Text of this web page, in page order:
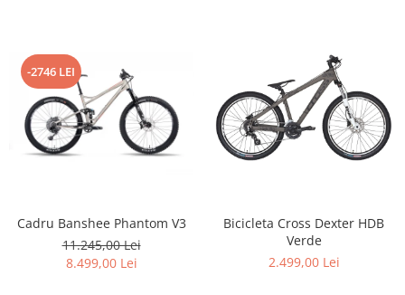
-2746 LEI
Cadru Banshee Phantom V3
11.245,00 Lei
8.499,00 Lei
Bicicleta Cross Dexter HDB
Verde
2.499,00 Lei